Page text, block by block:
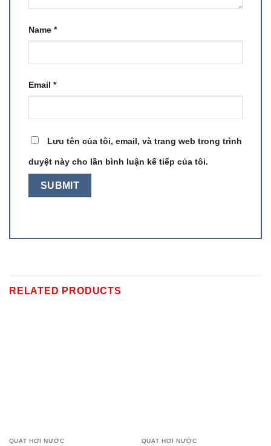
Name *
Email *
Lưu tên của tôi, email, và trang web trong trình
duyệt này cho lần bình luận kế tiếp của tôi.
RELATED PRODUCTS
QUẠT HƠI NƯỚC QUẠT HƠI NƯỚC